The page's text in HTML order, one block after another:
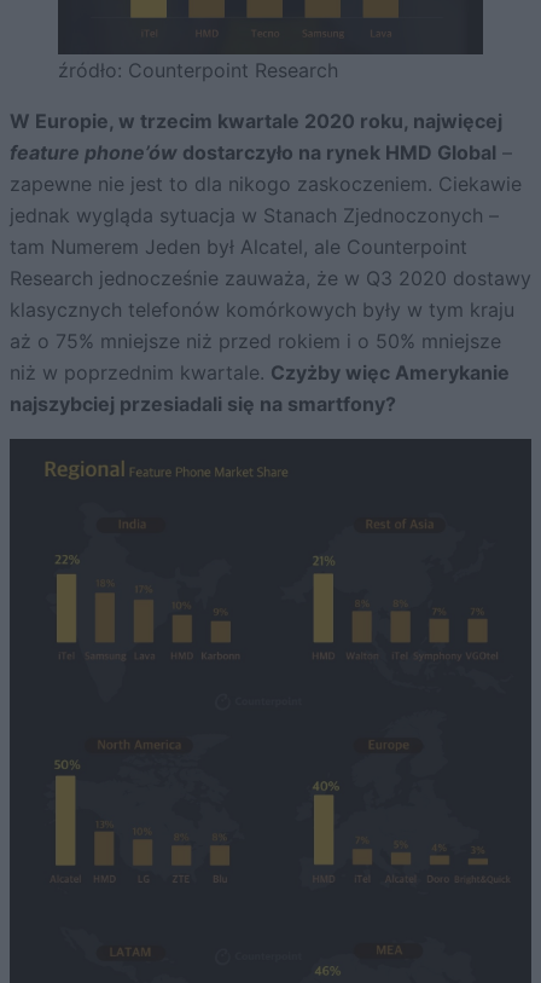
źródło: Counterpoint Research
W Europie, w trzecim kwartale 2020 roku, najwięcej
feature phone’ów dostarczyło na rynek HMD Global –
zapewne nie jest to dla nikogo zaskoczeniem. Ciekawie
jednak wygląda sytuacja w Stanach Zjednoczonych –
tam Numerem Jeden był Alcatel, ale Counterpoint
Research jednocześnie zauważa, że w Q3 2020 dostawy
klasycznych telefonów komórkowych były w tym kraju
aż o 75% mniejsze niż przed rokiem i o 50% mniejsze
niż w poprzednim kwartale. Czyżby więc Amerykanie
najszybciej przesiadali się na smartfony?